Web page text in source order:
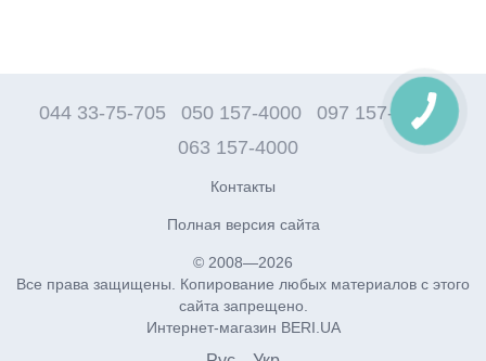
044 33-75-705 050 157-4000
097 157-4000
063 157-4000
Контакты
Полная версия сайта
© 2008—2026
Все права защищены. Копирование любых материалов с этого
сайта запрещено.
Интернет-магазин BERI.UA